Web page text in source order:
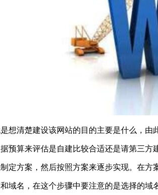
想清楚建设该网站的目的主要是什么，
预算来评估是自建比较合适还是请第三
定方案，然后按照方案来逐步实现。在
域名，在这个步骤中要注意的是选择的